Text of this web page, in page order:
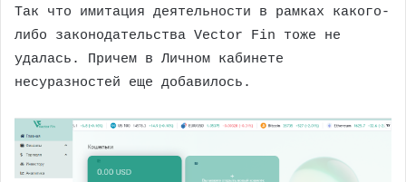
Так что имитация деятельности в рамках какого-
либо законодательства Vector Fin тоже не
удалась. Причем в Личном кабинете
несуразностей еще добавилось.